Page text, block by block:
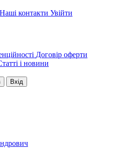
Наші контакти Увійти
Договір оферти
і новини
Вхід